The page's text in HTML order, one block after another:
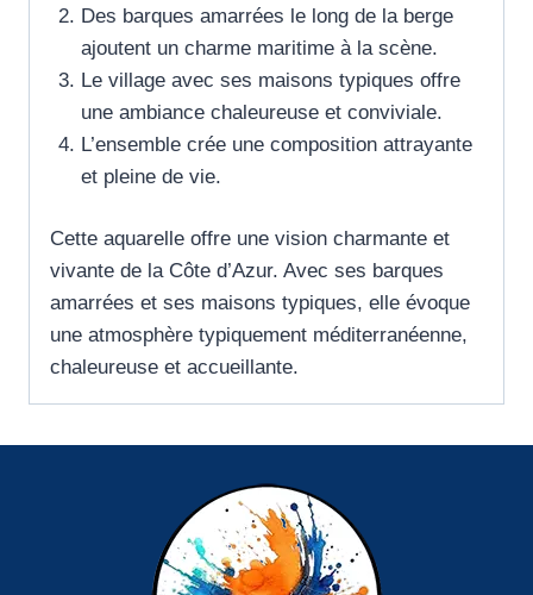
Des barques amarrées le long de la berge
ajoutent un charme maritime à la scène.
Le village avec ses maisons typiques offre
une ambiance chaleureuse et conviviale.
L’ensemble crée une composition attrayante
et pleine de vie.
Cette aquarelle offre une vision charmante et
vivante de la Côte d’Azur. Avec ses barques
amarrées et ses maisons typiques, elle évoque
une atmosphère typiquement méditerranéenne,
chaleureuse et accueillante.